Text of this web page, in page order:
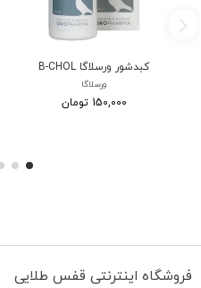
کبدشور ورسلاگا B-CHOL
ورسلاگا
150,000 تومان
فروشگاه اینترنتی قفس طلایی